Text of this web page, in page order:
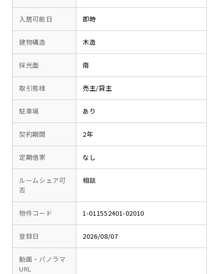
入居可能日 即時
建物構造 木造
採光面 南
取引態様 売主/貸主
駐車場 あり
契約期間 2年
定期借家 なし
ルームシェア可
否
相談
物件コード 1-011552401-02010
登録日 2026/08/07
動画・パノラマ
URL